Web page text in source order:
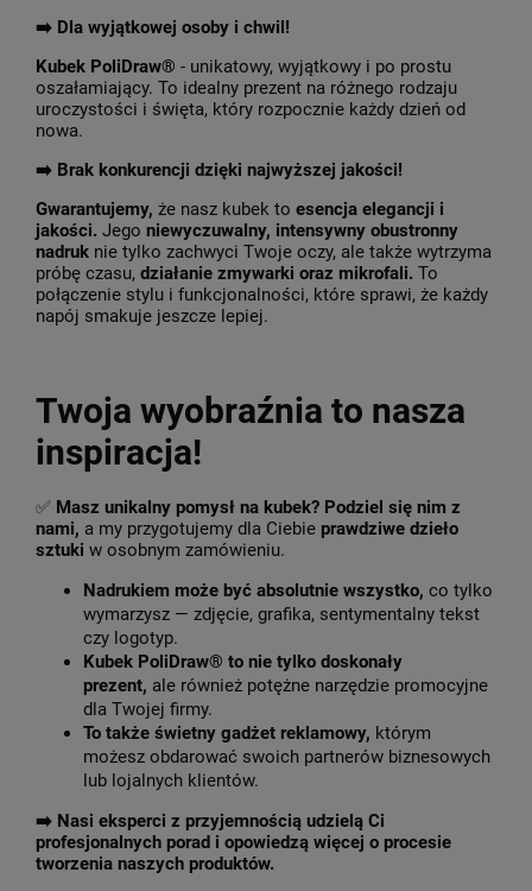
➡️ Dla wyjątkowej osoby i chwil!
Kubek PoliDraw® - unikatowy, wyjątkowy i po prostu
oszałamiający. To idealny prezent na różnego rodzaju
uroczystości i święta, który rozpocznie każdy dzień od
nowa.
➡️ Brak konkurencji dzięki najwyższej jakości!
Gwarantujemy, że nasz kubek to esencja elegancji i
jakości. Jego niewyczuwalny, intensywny obustronny
nadruk nie tylko zachwyci Twoje oczy, ale także wytrzyma
próbę czasu, działanie zmywarki oraz mikrofali. To
połączenie stylu i funkcjonalności, które sprawi, że każdy
napój smakuje jeszcze lepiej.
Twoja wyobraźnia to nasza
inspiracja!
✅ Masz unikalny pomysł na kubek? Podziel się nim z
nami, a my przygotujemy dla Ciebie prawdziwe dzieło
sztuki w osobnym zamówieniu.
Nadrukiem może być absolutnie wszystko, co tylko
wymarzysz — zdjęcie, grafika, sentymentalny tekst
czy logotyp.
Kubek PoliDraw® to nie tylko doskonały
prezent, ale również potężne narzędzie promocyjne
dla Twojej firmy.
To także świetny gadżet reklamowy, którym
możesz obdarować swoich partnerów biznesowych
lub lojalnych klientów.
➡️ Nasi eksperci z przyjemnością udzielą Ci
profesjonalnych porad i opowiedzą więcej o procesie
tworzenia naszych produktów.